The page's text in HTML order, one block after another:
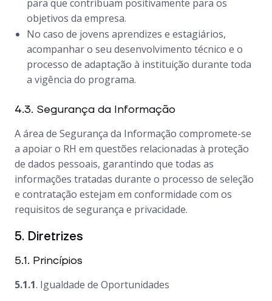
para que contribuam positivamente para os
objetivos da empresa.
No caso de jovens aprendizes e estagiários,
acompanhar o seu desenvolvimento técnico e o
processo de adaptação à instituição durante toda
a vigência do programa.
4.3. Segurança da Informação
A área de Segurança da Informação compromete-se
a apoiar o RH em questões relacionadas à proteção
de dados pessoais, garantindo que todas as
informações tratadas durante o processo de seleção
e contratação estejam em conformidade com os
requisitos de segurança e privacidade.
5. Diretrizes
5.1. Princípios
5.1.1. Igualdade de Oportunidades